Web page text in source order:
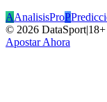
AAnalisisProP
© 2026 DataSport|
Apostar Ahora